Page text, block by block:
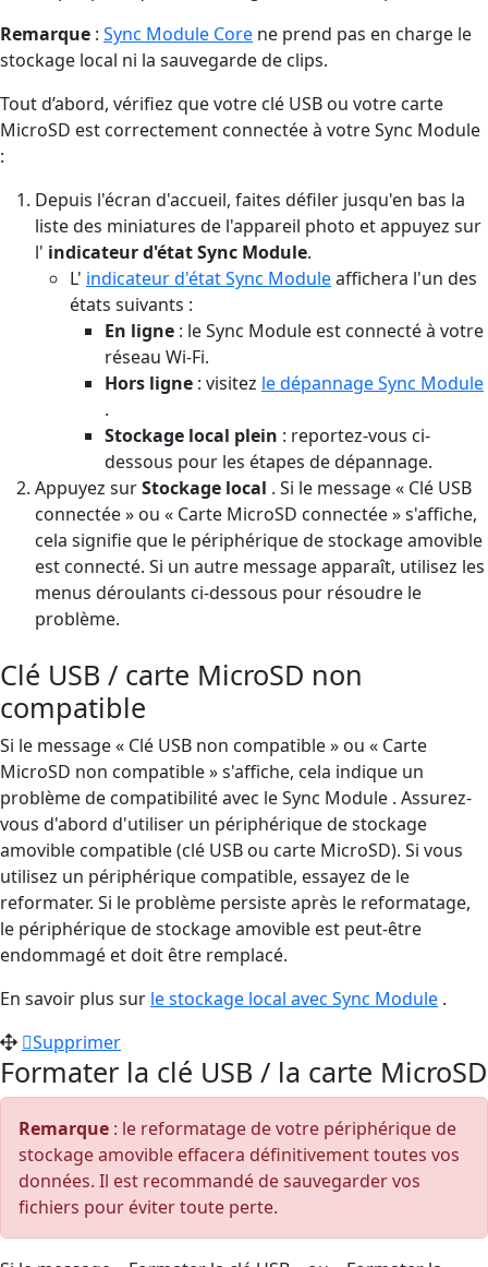
Remarque : Sync Module Core ne prend pas en charge le
stockage local ni la sauvegarde de clips.
Tout d’abord, vérifiez que votre clé USB ou votre carte
MicroSD est correctement connectée à votre Sync Module
:
Depuis l'écran d'accueil, faites défiler jusqu'en bas la
liste des miniatures de l'appareil photo et appuyez sur
l' indicateur d'état Sync Module.
L' indicateur d'état Sync Moduleaffichera l'un des
états suivants :
En ligne : le Sync Module est connecté à votre
réseau Wi-Fi.
Hors ligne : visitez le dépannage Sync Module
.
Stockage local plein : reportez-vous ci-
dessous pour les étapes de dépannage.
Appuyez surStockage local . Si le message « Clé USB
connectée » ou « Carte MicroSD connectée » s'affiche,
cela signifie que le périphérique de stockage amovible
est connecté. Si un autre message apparaît, utilisez les
menus déroulants ci-dessous pour résoudre le
problème.
Clé USB / carte MicroSD non
compatible
Si le message « Clé USB non compatible » ou « Carte
MicroSD non compatible » s'affiche, cela indique un
problème de compatibilité avec le Sync Module . Assurez-
vous d'abord d'utiliser un périphérique de stockage
amovible compatible (clé USB ou carte MicroSD). Si vous
utilisez un périphérique compatible, essayez de le
reformater. Si le problème persiste après le reformatage,
le périphérique de stockage amovible est peut-être
endommagé et doit être remplacé.
En savoir plus sur le stockage local avec Sync Module .
Supprimer
Formater la clé USB / la carte MicroSD
Remarque : le reformatage de votre périphérique de
stockage amovible effacera définitivement toutes vos
données. Il est recommandé de sauvegarder vos
fichiers pour éviter toute perte.